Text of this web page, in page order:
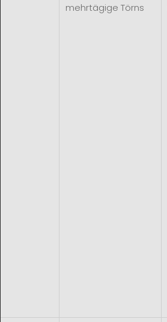
mehrtägige Törns